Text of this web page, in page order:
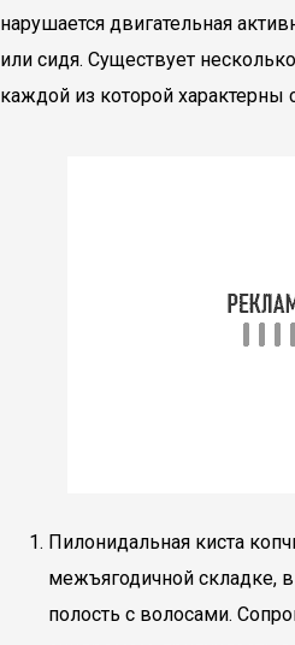
нарушается двигательная
или сидя. Существует
каждой из которой
Пилонидальная киста
межъягодичной складке,
полость с волосами.